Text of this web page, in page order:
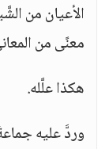
الأعيان من
معنًى من
هكذا علَّله.
وردَّ عليه